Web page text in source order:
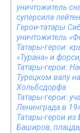
уничтожитель
суперсила
Герои-татары
уничтожитель
Татары-герои:
«Турана» и
Татары-герои:
Турецком валу
Хольбсдорфа
Татары-герои:
Ленинграда в
Татары-герои из
Баширов,